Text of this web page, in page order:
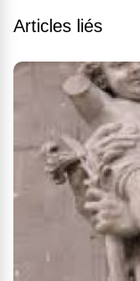
Articles liés